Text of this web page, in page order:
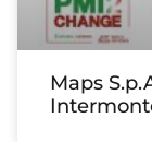
Maps